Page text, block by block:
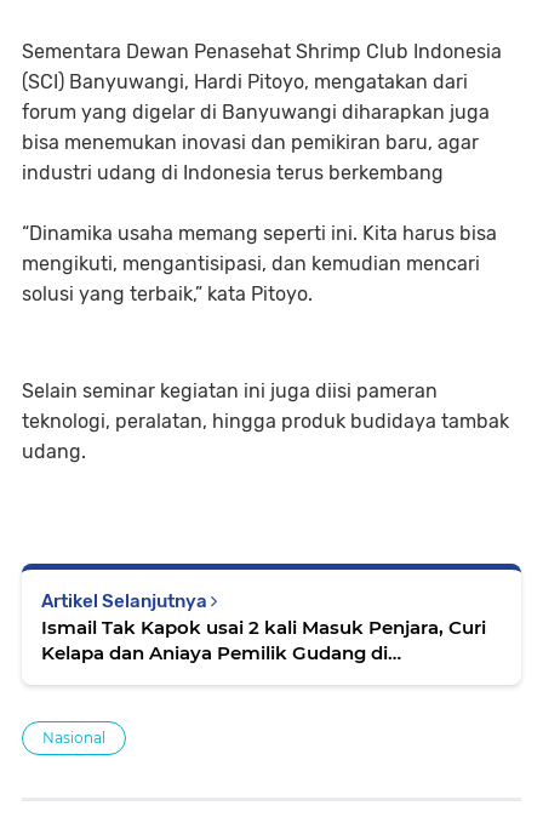
Sementara Dewan Penasehat Shrimp Club Indonesia
(SCI) Banyuwangi, Hardi Pitoyo, mengatakan dari
forum yang digelar di Banyuwangi diharapkan juga
bisa menemukan inovasi dan pemikiran baru, agar
industri udang di Indonesia terus berkembang
“Dinamika usaha memang seperti ini. Kita harus bisa
mengikuti, mengantisipasi, dan kemudian mencari
solusi yang terbaik,” kata Pitoyo.
Selain seminar kegiatan ini juga diisi pameran
teknologi, peralatan, hingga produk budidaya tambak
udang.
Artikel Selanjutnya
Ismail Tak Kapok usai 2 kali Masuk Penjara, Curi
Kelapa dan Aniaya Pemilik Gudang di
Nasional